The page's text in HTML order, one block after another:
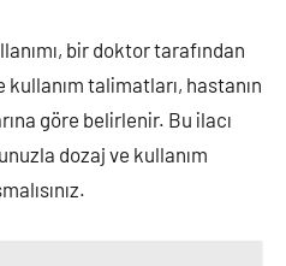
bir doktor tarafından
talimatları, hastanın
göre belirlenir. Bu ilacı
dozaj ve kullanım